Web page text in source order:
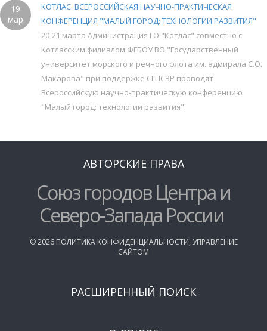
19
мар
КОТЛАС. ВСЕРОССИЙСКАЯ НАУЧНО-ПРАКТИЧЕСКАЯ
КОНФЕРЕНЦИЯ "МАЛЫЙ ГОРОД: ТЕХНОЛОГИИ РАЗВИТИЯ"
20-21 марта Администрация ГО "Котлас" совместно с
Котласским филиалом ФГБОУ ВО "Государственный
университет морского и речного флота им. адмирала С.О.
Макарова" при поддержке СГЦСЗР проводят
Всероссийскую научно-практическую конференцию
"Малый город: технологии развития".
АВТОРСКИЕ ПРАВА
Союз городов Центра и
Северо-Запада России
©2026 ПОЛИТИКА КОНФИДЕНЦИАЛЬНОСТИ, УПРАВЛЕНИЕ
САЙТОМ
РАСШИРЕННЫЙ ПОИСК